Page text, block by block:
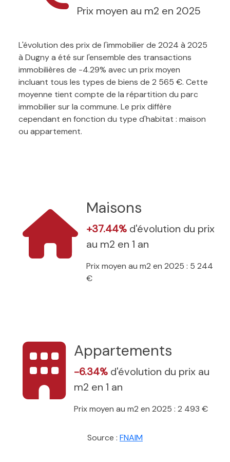
Prix moyen au m2 en 2025
L'évolution des prix de l'immobilier de 2024 à 2025
à Dugny a été sur l'ensemble des transactions
immobilières de -4.29% avec un prix moyen
incluant tous les types de biens de 2 565 €. Cette
moyenne tient compte de la répartition du parc
immobilier sur la commune. Le prix diffère
cependant en fonction du type d'habitat : maison
ou appartement.
Maisons
+37.44% d'évolution du prix
au m2 en 1 an
Prix moyen au m2 en 2025 : 5 244
€
Appartements
-6.34% d'évolution du prix au
m2 en 1 an
Prix moyen au m2 en 2025 : 2 493 €
Source : FNAIM